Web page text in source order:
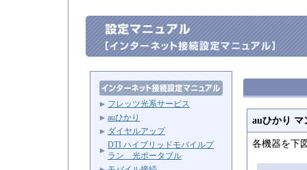
フレッツ光系サービス
auひかり
ダイヤルアップ
DTI ハイブリッドモバイルプ
ラン 光ポータブル
auひかり マ
各機器を下